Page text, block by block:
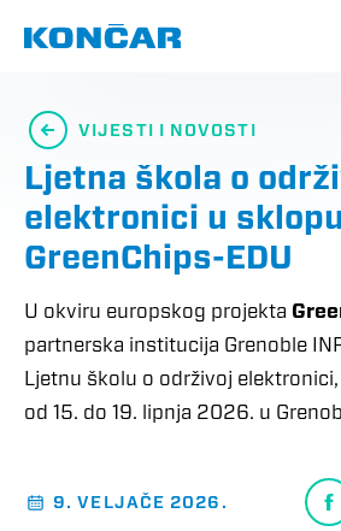
navigacija
(mobile)
VIJESTI I NOVOSTI
Ljetna škola o
elektronici u
GreenChips-EDU
U okviru europskog projekta
partnerska institucija Grenoble
Ljetnu školu o održivoj
od 15. do 19. lipnja 2026. u
9. VELJAČE 2026.